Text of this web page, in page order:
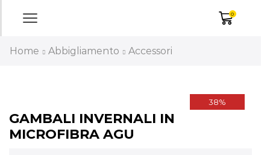
0
Home Abbigliamento Accessori
38%
GAMBALI INVERNALI IN
MICROFIBRA AGU